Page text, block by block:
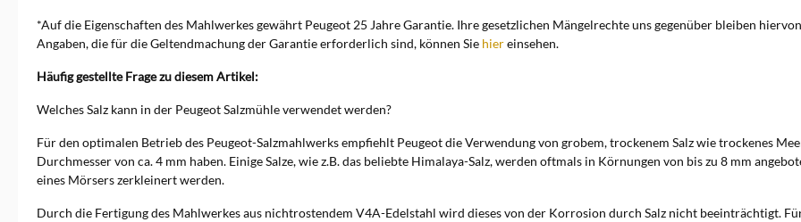
*Auf die Eigenschaften des Mahlwerkes gewährt Peugeot 25 Jahre Garantie. Ihre gesetzlichen Mängelrechte uns gegenüber bleiben
Angaben, die für die Geltendmachung der Garantie erforderlich sind, können Sie hiereinsehen.
Häufig gestellte Frage zu diesem Artikel:
Welches Salz kann in der Peugeot Salzmühle verwendet werden?
Für den optimalen Betrieb des Peugeot-Salzmahlwerks empfiehlt Peugeot die Verwendung von grobem, trockenem Salz wie trockenes
Durchmesser von ca. 4 mm haben. Einige Salze, wie z.B. das beliebte Himalaya-Salz, werden oftmals in Körnungen von bis zu 8 mm
eines Mörsers zerkleinert werden.
Durch die Fertigung des Mahlwerkes aus nichtrostendem V4A-Edelstahl wird dieses von der Korrosion durch Salz nicht beeinträchtigt.